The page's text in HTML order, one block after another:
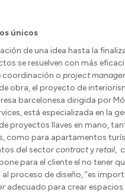
únicos
de una idea hasta la
se resuelven con más
coordinación o project
obra, el proyecto de
barcelonesa dirigida por
está especializada en la
proyectos llaves en mano,
como para apartamentos
del sectorcontractyretail,
para el cliente el no tener
proceso de diseño, “es
adecuado para crear espacios